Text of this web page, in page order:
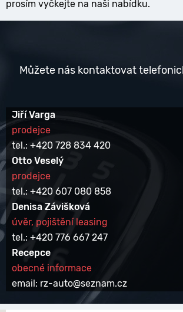
prosím vyčkejte na naši nabídku.
Můžete nás kontaktovat
Jiří Varga
prodejce
tel.: +420 728 834 420
Otto Veselý
prodejce
tel.: +420 607 080 858
Denisa Závišková
úvěr, pojištění leasing
tel.: +420 776 667 247
Recepce
obecné informace
email: rz-auto@seznam.cz